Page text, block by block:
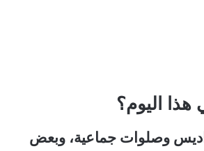
اليوم؟
وصلوات جماعية، وبعض